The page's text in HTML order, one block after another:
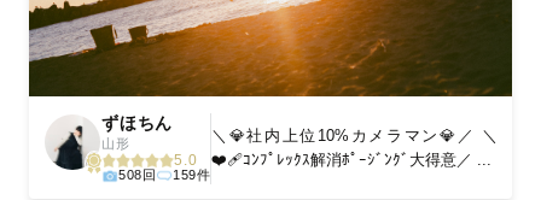
ずほちん
山形
5.0
508回 159件
＼💎社内上位10%カメラマン💎／ ＼
❤️‍🩹ｺﾝﾌﾟﾚｯｸｽ解消ﾎﾟｰｼﾞﾝｸﾞ大得意／ ...